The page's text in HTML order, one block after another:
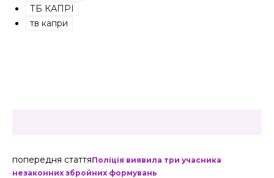
ТБ КАПРІ
тв капри
попередня статтяПоліція виявила три учасника
незаконних збройних формувань